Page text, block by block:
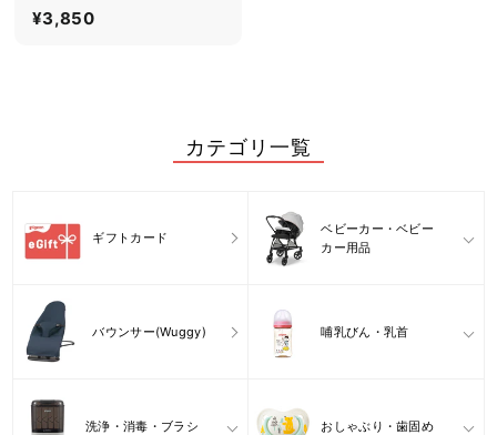
¥3,850¥
カテゴリ一覧
ギフトカード
ベビーカー・ベビー
カー用品
バウンサー(Wuggy) 哺乳びん・乳首
洗浄・消毒・ブラシ おしゃぶり・歯固め